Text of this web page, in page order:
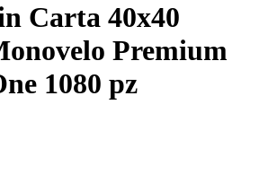
Carta 40x40
Premium
1080 pz